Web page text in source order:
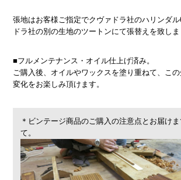
張地はお客様ご指定でクヴァドラ社のハリンダ
ドラ社の別の生地のツートンにて張替えを致しま
■フルメンテナンス・オイル仕上げ済み。
ご購入後、オイルやワックスを塗り重ねて、こ
変化をお楽しみ頂けます。
＊ビンテージ商品のご購入の注意点とお届け
て。